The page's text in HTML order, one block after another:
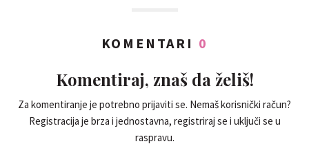
KOMENTARI 0
Komentiraj, znaš da želiš!
Za komentiranje je potrebno prijaviti se. Nemaš korisnički račun?
Registracija je brza i jednostavna, registriraj se i uključi se u
raspravu.